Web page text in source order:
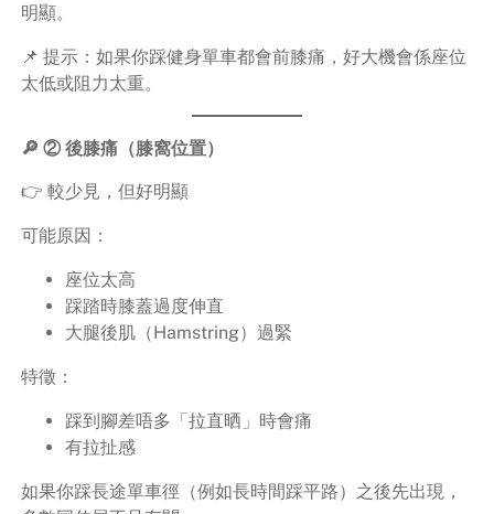
明顯。
📌 提示：如果你踩健身單車都會前膝痛，好大機會係座位
太低或阻力太重。
🔎 ② 後膝痛（膝窩位置）
👉 較少見，但好明顯
可能原因：
座位太高
踩踏時膝蓋過度伸直
大腿後肌（Hamstring）過緊
特徵：
踩到腳差唔多「拉直晒」時會痛
有拉扯感
如果你踩長途單車徑（例如長時間踩平路）之後先出現，